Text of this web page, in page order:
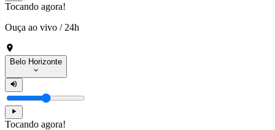
Tocando agora!
Ouça ao vivo / 24h
Belo Horizonte
Tocando agora!